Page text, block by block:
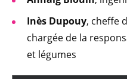
Inès Dupouy, cheffe
chargée de la
et légumes